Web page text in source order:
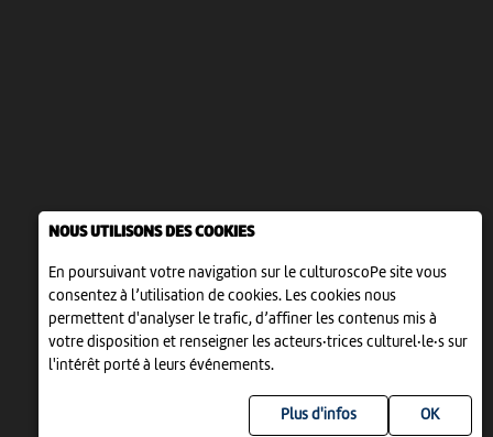
NOUS UTILISONS DES COOKIES
En poursuivant votre navigation sur le culturoscoPe site vous
consentez à l’utilisation de cookies. Les cookies nous
permettent d'analyser le trafic, d’affiner les contenus mis à
votre disposition et renseigner les acteurs·trices culturel·le·s sur
l'intérêt porté à leurs événements.
Plus d'infos